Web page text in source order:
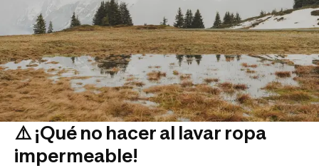
⚠️ ¡Qué no hacer al lavar ropa
impermeable!